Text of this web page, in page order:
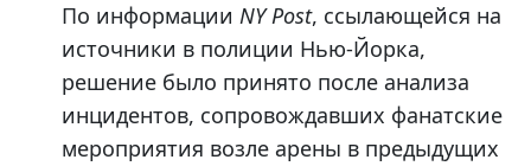
По информации NY Post, ссылающейся на
источники в полиции Нью-Йорка,
решение было принято после анализа
инцидентов, сопровождавших фанатские
мероприятия возле арены в предыдущих